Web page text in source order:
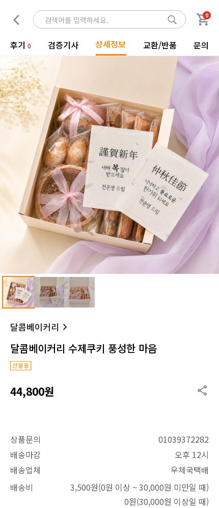
0
후기 0 검증기사 상세정보 교환/반품 문의
달콤베이커리
달콤베이커리 수제쿠키 풍성한 마음
44,800원
상품문의
01039372282
배송마감
오후 12시
배송업체
우체국택배
배송비
3,500원(0원 이상 ~ 30,000원 미만일 때)
0원(30,000원 이상일 때)